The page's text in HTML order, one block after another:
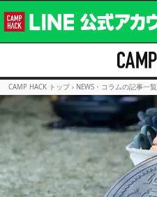
CAMP HACK トップ › NEWS・コラムの記事一覧